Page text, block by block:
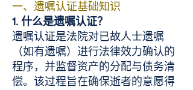
一、遗嘱认证基础知识
1. 什么是遗嘱认证？
遗嘱认证是法院对已故人士遗嘱
（如有遗嘱）进行法律效力确认的
程序，并监督资产的分配与债务清
偿。该过程旨在确保逝者的意愿得